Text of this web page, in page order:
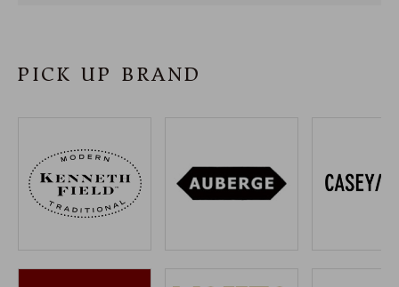
INFORMATION
プライバシーポリシー
特定商取引法について
お問い合わせ
PICK UP BRAND